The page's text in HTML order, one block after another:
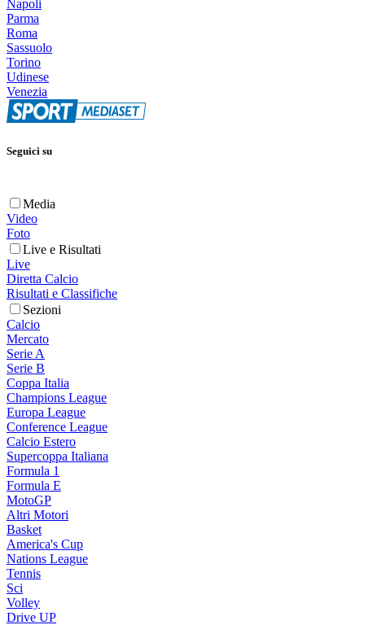
Napoli
Parma
Roma
Sassuolo
Torino
Udinese
Venezia
Seguici su
Media
Video
Foto
Live e Risultati
Live
Diretta Calcio
Risultati e Classifiche
Sezioni
Calcio
Mercato
Serie A
Serie B
Coppa Italia
Champions League
Europa League
Conference League
Calcio Estero
Supercoppa Italiana
Formula 1
Formula E
MotoGP
Altri Motori
Basket
America's Cup
Nations League
Tennis
Sci
Volley
Drive UP